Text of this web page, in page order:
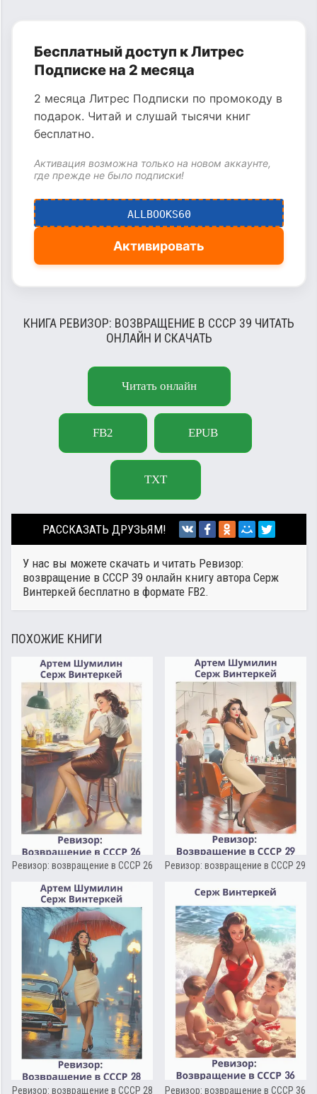
Бесплатный доступ к Литрес
Подписке на 2 месяца
2 месяца Литрес Подписки по промокоду в
подарок. Читай и слушай тысячи книг
бесплатно.
Активация возможна только на новом аккаунте,
где прежде не было подписки!
ALLBOOKS60
Активировать
КНИГА РЕВИЗОР: ВОЗВРАЩЕНИЕ В СССР 39 ЧИТАТЬ
ОНЛАЙН И СКАЧАТЬ
Читать онлайн
FB2 EPUB
TXT
РАССКАЗАТЬ ДРУЗЬЯМ!
У нас вы можете скачать и читать Ревизор:
возвращение в СССР 39 онлайн книгу автора Серж
Винтеркей бесплатно в формате FB2.
ПОХОЖИЕ КНИГИ
Ревизор: возвращение в СССР 26 Ревизор: возвращение в СССР 29
Ревизор: возвращение в СССР 28 Ревизор: возвращение в СССР 36